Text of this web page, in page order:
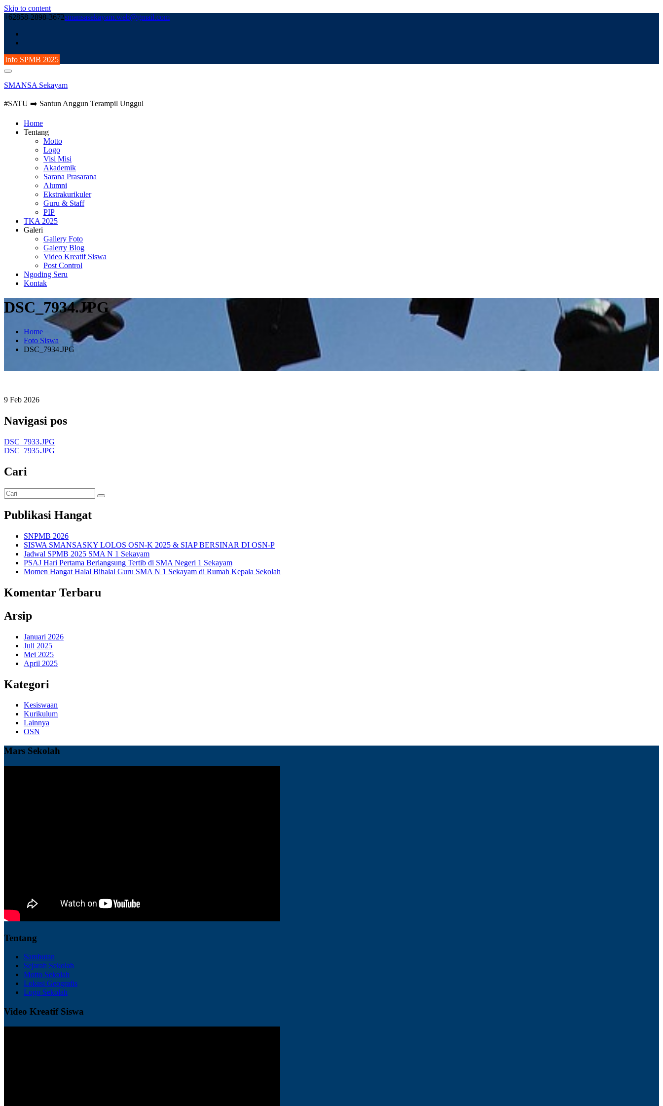
Skip to content
+62858-2898-3672smansasekayam.web@gmail.com
Info SPMB 2025
SMANSA Sekayam
#SATU ➡️ Santun Anggun Terampil Unggul
Home
Tentang
Motto
Logo
Visi Misi
Akademik
Sarana Prasarana
Alumni
Ekstrakurikuler
Guru & Staff
PIP
TKA 2025
Galeri
Gallery Foto
Galerry Blog
Video Kreatif Siswa
Post Control
Ngoding Seru
Kontak
DSC_7934.JPG
Home
Foto Siswa
DSC_7934.JPG
9 Feb 2026
Navigasi pos
DSC_7933.JPG
DSC_7935.JPG
Cari
Publikasi Hangat
SNPMB 2026
SISWA SMANSASKY LOLOS OSN-K 2025 & SIAP BERSINAR DI OSN-P
Jadwal SPMB 2025 SMA N 1 Sekayam
PSAJ Hari Pertama Berlangsung Tertib di SMA Negeri 1 Sekayam
Momen Hangat Halal Bihalal Guru SMA N 1 Sekayam di Rumah Kepala Sekolah
Komentar Terbaru
Arsip
Januari 2026
Juli 2025
Mei 2025
April 2025
Kategori
Kesiswaan
Kurikulum
Lainnya
OSN
Mars Sekolah
Tentang
Sambutan
Sejarah Sekolah
Motto Sekolah
Lokasi Geografis
Logo Sekolah
Video Kreatif Siswa